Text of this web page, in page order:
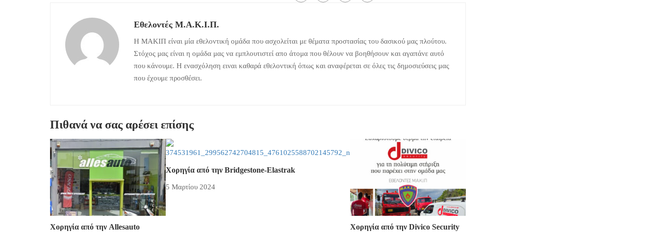
Εθελοντές Μ.Α.Κ.Ι.Π.
Η ΜΑΚΙΠ είναι μία εθελοντική ομάδα που ασχολείται με θέματα προστασίας του δασικού μας πλούτου.
Στόχος μας είναι η ομάδα μας να εμπλουτιστεί απο άτομα που θέλουν να βοηθήσουν και αγαπάνε αυτό
που κάνουμε. Η ενασχόληση ειναι καθαρά εθελοντική όπως και αναφέρεται σε όλες τις δημοσιεύσεις μας
που έχουμε προσθέσει.
Πιθανά να σας αρέσει επίσης
Χορηγία από την Allesauto
Χορηγία από την Bridgestone-Elastrak
5 Μαρτίου 2024
Χορηγία από την Divico Security